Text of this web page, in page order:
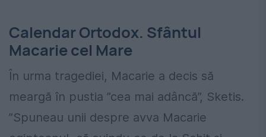
Calendar Ortodox. Sfântul
Macarie cel Mare
În urma tragediei, Macarie a decis să
meargă în pustia ”cea mai adâncă”, Sketis.
”Spuneau unii despre avva Macarie